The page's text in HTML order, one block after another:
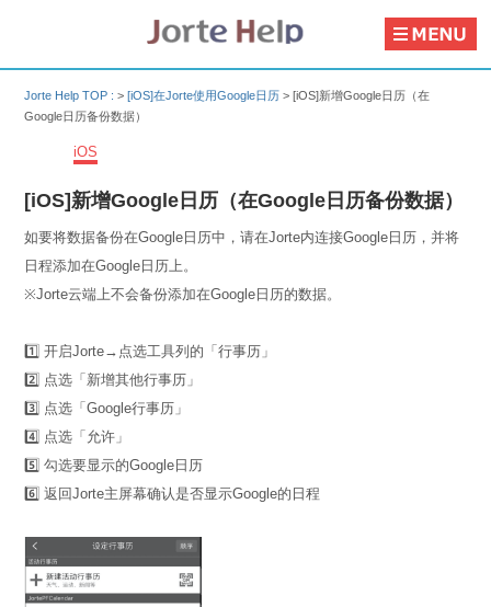
Jorte Help TOP :>[iOS]在Jorte使用Google日历 >[iOS]新增Google日历（在
Google日历备份数据）
iOS
[iOS]新增Google日历（在Google日历备份数据）
如要将数据备份在Google日历中，请在Jorte内连接Google日历，并将
日程添加在Google日历上。
※Jorte云端上不会备份添加在Google日历的数据。
1️⃣ 开启Jorte→点选工具列的「行事历」
2️⃣ 点选「新增其他行事历」
3️⃣ 点选「Google行事历」
4️⃣ 点选「允许」
5️⃣ 勾选要显示的Google日历
6️⃣ 返回Jorte主屏幕确认是否显示Google的日程